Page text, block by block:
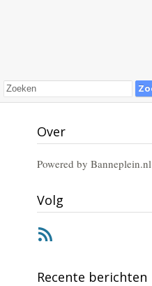
Over
Powered by Banneplein.nl
Volg
Recente berichten